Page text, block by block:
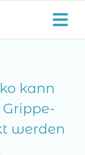
kann
werden